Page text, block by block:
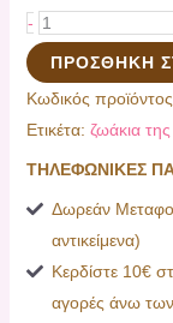
-
ΠΡΟΣΘΉΚΗ
Κωδικός
Ετικέτα: ζωάκια
ΤΗΛΕΦΩΝΙΚΕΣ
Δωρεάν
αντικείμενα)
Κερδίστε 10€
αγορές άνω